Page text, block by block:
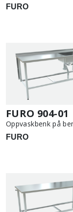
FURO
FURO 904-01
Oppvaskbenk på
FURO